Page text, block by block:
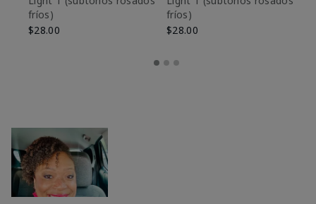
fríos)
$28.00
fríos)
$28.00